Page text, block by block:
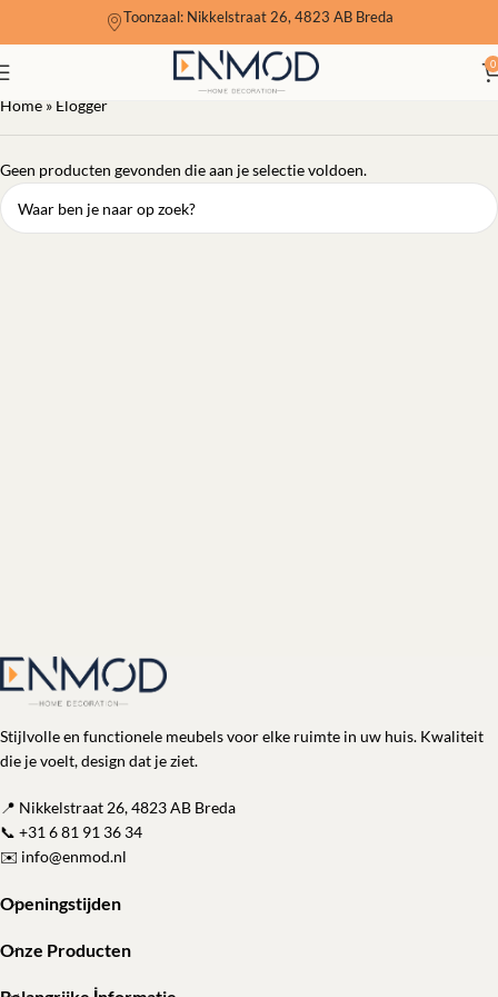
Toonzaal: Nikkelstraat 26, 4823 AB Breda
0
Elogger
Home » Elogger
Geen producten gevonden die aan je selectie voldoen.
Stijlvolle en functionele meubels voor elke ruimte in uw huis. Kwaliteit
die je voelt, design dat je ziet.
📍 Nikkelstraat 26, 4823 AB Breda
📞 +31 6 81 91 36 34
✉️ info@enmod.nl
Openingstijden
Onze Producten